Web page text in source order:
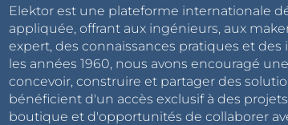
Elektor est une plateforme internationale
appliquée, offrant aux ingénieurs, aux
expert, des connaissances pratiques et
les années 1960, nous avons encouragé
concevoir, construire et partager des
bénéficient d'un accès exclusif à des
boutique et d'opportunités de collaborer